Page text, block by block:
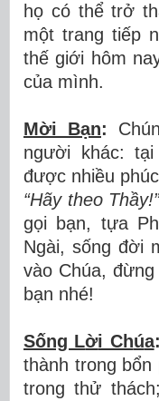
họ cóthểtrở th
một trang tiếp n
thế giới hôm
của mình.
Mời Bạn:
người khác: tại
được nhiều phú
“Hãy theo Thầy!
gọi bạn, tựa Ph
Ngài, sốngđời
vào Chúa,đừng
bạn nhé!
Sống Lời Chúa:
thành trong bổn
trong thử thá